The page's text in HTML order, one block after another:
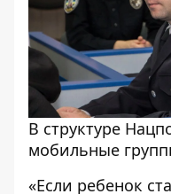
В структуре
мобильные
«Если ребенок